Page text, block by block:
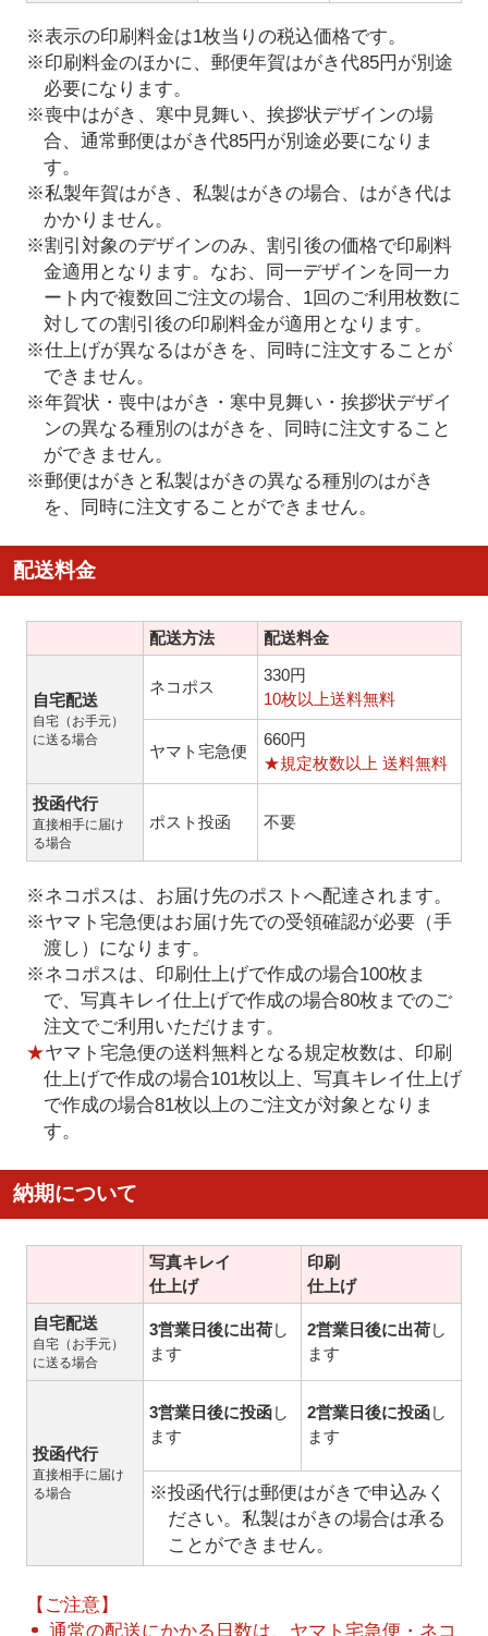
※表示の印刷料金は1枚当りの税込価格です。
※印刷料金のほかに、郵便年賀はがき代85円が別途
必要になります。
※喪中はがき、寒中見舞い、挨拶状デザインの場
合、通常郵便はがき代85円が別途必要になりま
す。
※私製年賀はがき、私製はがきの場合、はがき代は
かかりません。
※割引対象のデザインのみ、割引後の価格で印刷料
金適用となります。なお、同一デザインを同一カ
ート内で複数回ご注文の場合、1回のご利用枚数に
対しての割引後の印刷料金が適用となります。
※仕上げが異なるはがきを、同時に注文することが
できません。
※年賀状・喪中はがき・寒中見舞い・挨拶状デザイ
ンの異なる種別のはがきを、同時に注文すること
ができません。
※郵便はがきと私製はがきの異なる種別のはがき
を、同時に注文することができません。
配送料金
配送方法 配送料金
自宅配送
自宅（お手元）
に送る場合
ネコポス
330円
10枚以上送料無料
ヤマト宅急便
660円
★規定枚数以上 送料無料
投函代行
直接相手に届け
る場合
ポスト投函 不要
※ネコポスは、お届け先のポストへ配達されます。
※ヤマト宅急便はお届け先での受領確認が必要（手
渡し）になります。
※ネコポスは、印刷仕上げで作成の場合100枚ま
で、写真キレイ仕上げで作成の場合80枚までのご
注文でご利用いただけます。
★ヤマト宅急便の送料無料となる規定枚数は、印刷
仕上げで作成の場合101枚以上、写真キレイ仕上げ
で作成の場合81枚以上のご注文が対象となりま
す。
納期について
写真キレイ
仕上げ
印刷
仕上げ
自宅配送
自宅（お手元）
に送る場合
3営業日後に出荷し
ます
2営業日後に出荷し
ます
投函代行
直接相手に届け
る場合
3営業日後に投函し
ます
2営業日後に投函し
ます
※投函代行は郵便はがきで申込みく
ださい。私製はがきの場合は承る
ことができません。
【ご注意】
通常の配送にかかる日数は、ヤマト宅急便・ネコ